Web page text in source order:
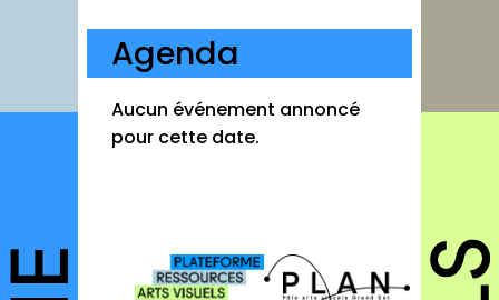
Chartes
Publications
Forum
structures
Agenda
Aucun événement annoncé
pour cette date.